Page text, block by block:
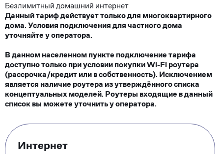
Безлимитный домашний интернет
Данный тариф действует только для многоквартирного
дома. Условия подключения для частного дома
уточняйте у оператора.
В данном населенном пункте подключение тарифа
доступно только при условии покупки Wi-Fi роутера
(рассрочка/кредит или в собственность). Исключением
является наличие роутера из утверждённого списка
концептуальных моделей. Роутеры входящие в данный
список вы можете уточнить у оператора.
Тарифные
Интернет